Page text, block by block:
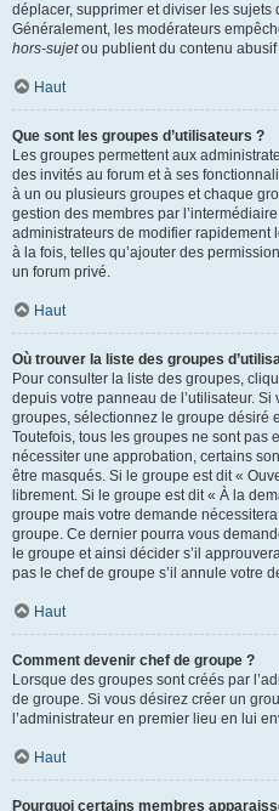
déplacer, supprimer et diviser les sujets
Généralement, les modérateurs
hors-sujetou publient du contenu abusif
Haut
Que sont les groupes d’utilisateurs ?
Les groupes permettent aux
des invités au forum et à ses
à un ou plusieurs groupes et chaque
gestion des membres par
administrateurs de modifier rapidement
à la fois, telles qu’ajouter des
un forum privé.
Haut
Où trouver la liste des groupes
Pour consulter la liste des groupes,
depuis votre panneau de l’utilisateur.
groupes, sélectionnez le groupe désiré
Toutefois, tous les groupes ne sont pas
nécessiter une approbation, certains
être masqués. Si le groupe est dit «
librement. Si le groupe est dit « À la
groupe mais votre demande
groupe. Ce dernier pourra vous
le groupe et ainsi décider s’il
pas le chef de groupe s’il annule votre
Haut
Comment devenir chef de groupe ?
Lorsque des groupes sont créés par
de groupe. Si vous désirez créer un
l’administrateur en premier lieu en lui
Haut
Pourquoi certains membres